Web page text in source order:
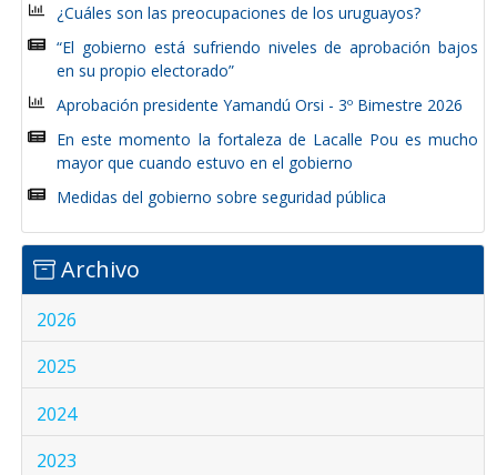
¿Cuáles son las preocupaciones de los uruguayos?
“El gobierno está sufriendo niveles de aprobación bajos
en su propio electorado”
Aprobación presidente Yamandú Orsi - 3º Bimestre 2026
En este momento la fortaleza de Lacalle Pou es mucho
mayor que cuando estuvo en el gobierno
Medidas del gobierno sobre seguridad pública
Archivo
2026
2025
2024
2023